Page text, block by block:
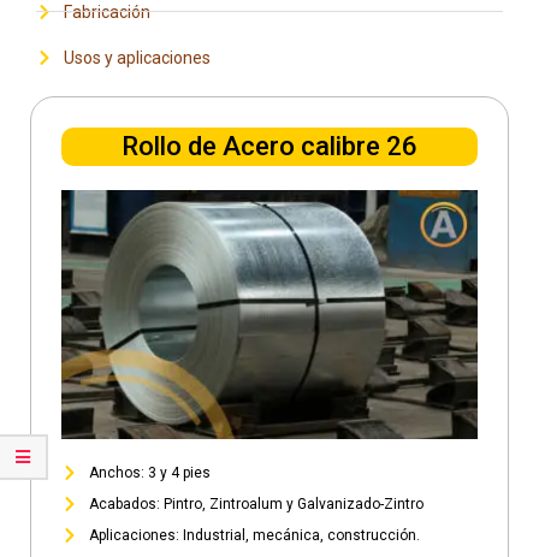
Fabricación
Usos y aplicaciones
Rollo de Acero calibre 26
Anchos: 3 y 4 pies
Acabados: Pintro, Zintroalum y Galvanizado-Zintro
Aplicaciones: Industrial, mecánica, construcción.